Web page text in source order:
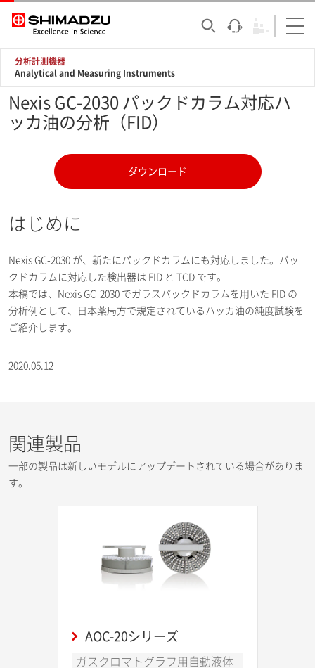
分析計測機器
Analytical and Measuring Instruments
Nexis GC-2030 パックドカラム対応ハ
ッカ油の分析（FID）
ダウンロード
はじめに
Nexis GC-2030 が、新たにパックドカラムにも対応しました。パッ
クドカラムに対応した検出器は FID と TCD です。
本稿では、Nexis GC-2030 でガラスパックドカラムを用いた FID の
分析例として、日本薬局方で規定されているハッカ油の純度試験を
ご紹介します。
2020.05.12
関連製品
一部の製品は新しいモデルにアップデートされている場合がありま
す。
AOC-20シリーズ
ガスクロマトグラフ用自動液体